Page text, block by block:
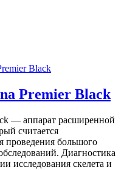
Premier Black
— аппарат расширенной
считается
проведения большого
Диагностика
исследования скелета и